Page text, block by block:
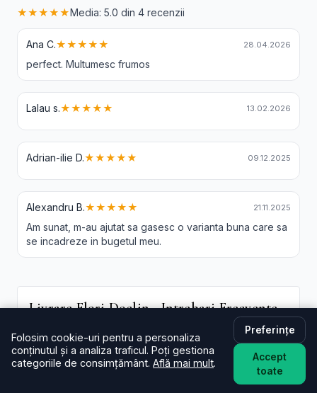
★★★★★Media: 5.0 din 4 recenzii
Ana C.★★★★★ 28.04.2026
perfect. Multumesc frumos
Lalau s.★★★★★ 13.02.2026
Adrian-ilie D.★★★★★ 09.12.2025
Alexandru B.★★★★★ 21.11.2025
Am sunat, m-au ajutat sa gasesc o varianta buna care sa
se incadreze in bugetul meu.
Livrare Flori Doclin - Intrebari Frecvente
În cât timp livrați în Doclin?
De regulă în aceeași zi (2–4 ore) pentru comenzi
plasate în intervalul programului. La checkout poți
livrare flori Doclin
Folosim cookie-uri pentru a personaliza
conținutul și a analiza traficul. Poți gestiona
categoriile de consimțământ. Află mai mult.
Preferințe
Accept
toate